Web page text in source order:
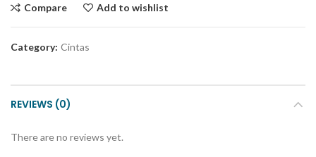
Compare Add to wishlist
Category: Cintas
REVIEWS (0)
There are no reviews yet.